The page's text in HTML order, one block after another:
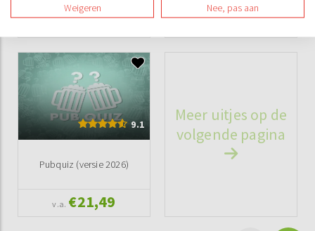
€21,90 €38,00
9.1
Pubquiz (versie 2026)
v.a. €21,49
Meer uitjes op de
volgende pagina
Weigeren Nee, pas aan